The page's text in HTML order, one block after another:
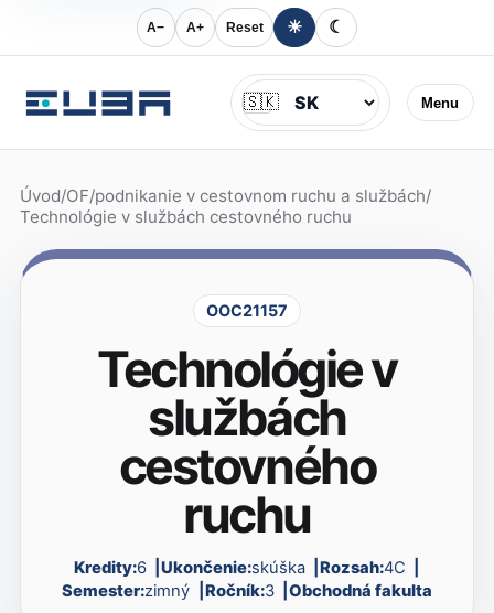
A− A+ Reset ☀ ☾
Menu
Jazyk
🇸🇰
Úvod/OF/podnikanie v cestovnom ruchu a službách/
Technológie v službách cestovného ruchu
OOC21157
Technológie v
službách
cestovného
ruchu
Kredity:6 Ukončenie:skúška Rozsah:4C
Semester:zimný Ročník:3 Obchodná fakulta